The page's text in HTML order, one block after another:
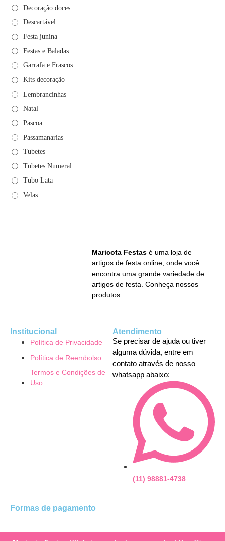
Decoração doces
Descartável
Festa junina
Festas e Baladas
Garrafa e Frascos
Kits decoração
Lembrancinhas
Natal
Pascoa
Passamanarias
Tubetes
Tubetes Numeral
Tubo Lata
Velas
Maricota Festas é uma loja de
artigos de festa online, onde você
encontra uma grande variedade de
artigos de festa. Conheça nossos
produtos.
Institucional
Política de Privacidade
Política de Reembolso
Termos e Condições de
Uso
Atendimento
Se precisar de ajuda ou tiver
alguma dúvida, entre em
contato através de nosso
whatsapp abaixo:
(11) 98881-4738
Formas de pagamento